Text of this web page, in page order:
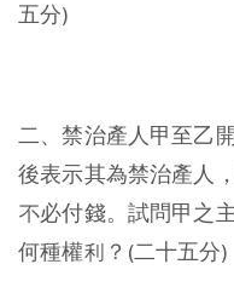
五分)
二、禁治產人甲至乙
後表示其為禁治產人
不必付錢。試問甲之
何種權利？(二十五分)